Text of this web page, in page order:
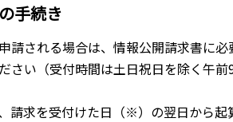
手続き
請される場合は、情報公開請求書に
さい（受付時間は土日祝日を除く午
請求を受付けた日（※）の翌日から起